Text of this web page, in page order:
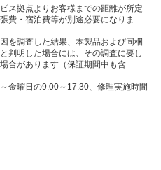
ス拠点よりお客様までの距離が所定
費・宿泊費等が別途必要になりま
を調査した結果、本製品および同梱
判明した場合には、その調査に要し
合があります（保証期間中も含
金曜日の9:00～17:30、修理実施時間